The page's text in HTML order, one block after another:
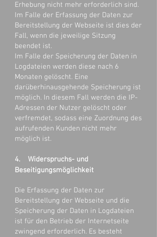
Erhebung nicht mehr erforderlich sind.
Im Falle der Erfassung der Daten zur
Bereitstellung der Webseite ist dies der
Fall, wenn die jeweilige Sitzung
beendet ist.
Im Falle der Speicherung der Daten in
Logdateien werden diese nach 6
Monaten gelöscht. Eine
darüberhinausgehende Speicherung ist
möglich. In diesem Fall werden die IP-
Adressen der Nutzer gelöscht oder
verfremdet, sodass eine Zuordnung des
aufrufenden Kunden nicht mehr
möglich ist.
4. Widerspruchs- und
Beseitigungsmöglichkeit
Die Erfassung der Daten zur
Bereitstellung der Webseite und die
Speicherung der Daten in Logdateien
ist für den Betrieb der Internetseite
zwingend erforderlich. Es besteht